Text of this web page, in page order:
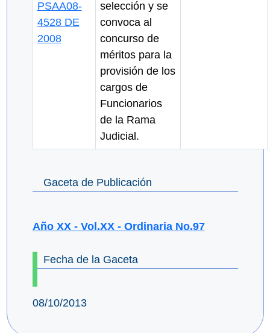
PSAA08-
4528 DE
2008
selección y se
convoca al
concurso de
méritos para la
provisión de los
cargos de
Funcionarios
de la Rama
Judicial.
Gaceta de Publicación
Año XX - Vol.XX - Ordinaria No.97
Fecha de la Gaceta
08/10/2013